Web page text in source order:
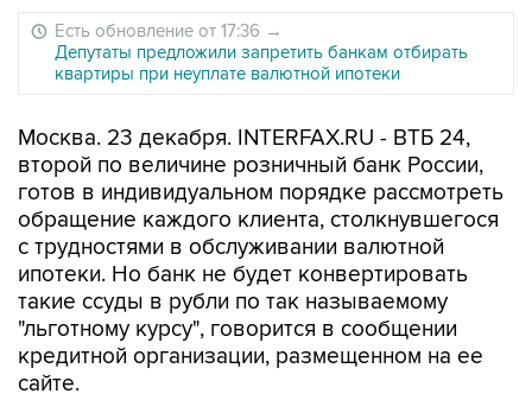
Есть обновление от 17:36 →
Депутаты предложили запретить банкам отбирать
квартиры при неуплате валютной ипотеки
Москва. 23 декабря. INTERFAX.RU - ВТБ 24,
второй по величине розничный банк России,
готов в индивидуальном порядке рассмотреть
обращение каждого клиента, столкнувшегося
с трудностями в обслуживании валютной
ипотеки. Но банк не будет конвертировать
такие ссуды в рубли по так называемому
"льготному курсу", говорится в сообщении
кредитной организации, размещенном на ее
сайте.